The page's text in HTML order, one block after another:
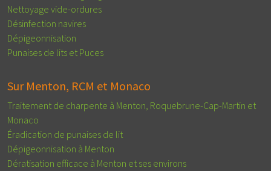
Nettoyage vide-ordures
Désinfection navires
Dépigeonnisation
Punaises de lits et Puces
Sur Menton, RCM et Monaco
Traitement de charpente à Menton, Roquebrune-Cap-Martin et
Monaco
Éradication de punaises de lit
Dépigeonnisation à Menton
Dératisation efficace à Menton et ses environs